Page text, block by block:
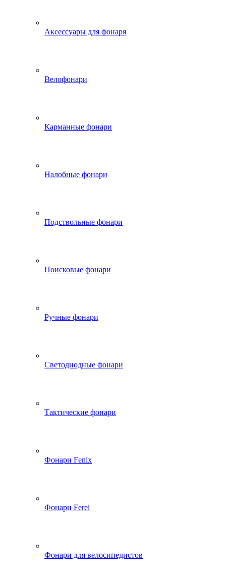
Аксессуары для фонаря
Велофонари
Карманные фонари
Налобные фонари
Подствольные фонари
Поисковые фонари
Ручные фонари
Светодиодные фонари
Тактические фонари
Фонари Fenix
Фонари Ferei
Фонари для велосипедистов